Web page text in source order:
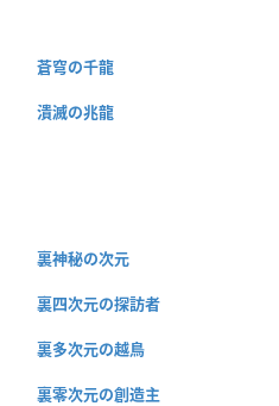
蒼穹の千龍
潰滅の兆龍
裏神秘の次元
裏四次元の探訪者
裏多次元の越鳥
裏零次元の創造主